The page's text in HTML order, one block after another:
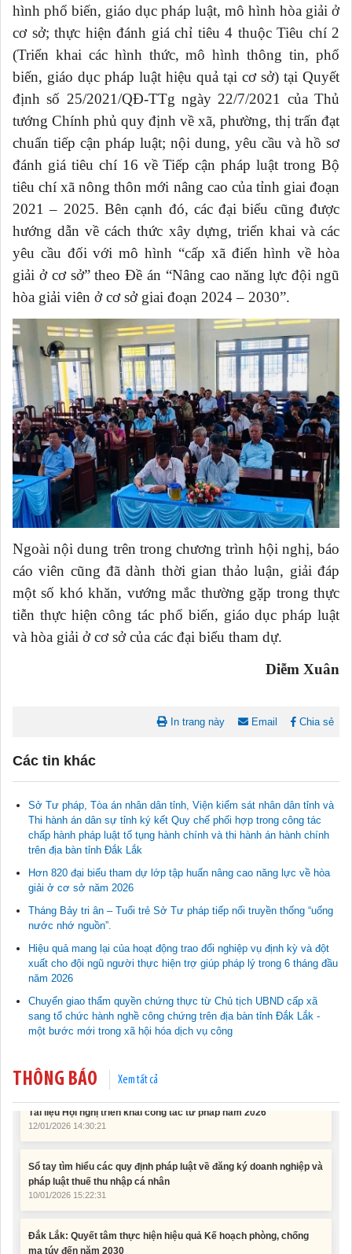
hình phổ biến, giáo dục pháp luật, mô hình hòa giải ở
cơ sở; thực hiện đánh giá chỉ tiêu 4 thuộc Tiêu chí 2
(Triển khai các hình thức, mô hình thông tin, phổ
biến, giáo dục pháp luật hiệu quả tại cơ sở) tại Quyết
định số 25/2021/QĐ-TTg ngày 22/7/2021 của Thủ
tướng Chính phủ quy định về xã, phường, thị trấn đạt
chuẩn tiếp cận pháp luật; nội dung, yêu cầu và hồ sơ
đánh giá tiêu chí 16 về Tiếp cận pháp luật trong Bộ
tiêu chí xã nông thôn mới nâng cao của tỉnh giai đoạn
2021 – 2025. Bên cạnh đó, các đại biểu cũng được
hướng dẫn về cách thức xây dựng, triển khai và các
yêu cầu đối với mô hình “cấp xã điển hình về hòa
giải ở cơ sở” theo Đề án “Nâng cao năng lực đội ngũ
hòa giải viên ở cơ sở giai đoạn 2024 – 2030”.
Ngoài nội dung trên trong chương trình hội nghị, báo
cáo viên cũng đã dành thời gian thảo luận, giải đáp
một số khó khăn, vướng mắc thường gặp trong thực
tiễn thực hiện công tác phổ biến, giáo dục pháp luật
và hòa giải ở cơ sở của các đại biểu tham dự.
Diễm Xuân
In trang này Email Chia sẻ
Các tin khác
Sở Tư pháp, Tòa án nhân dân tỉnh, Viện kiểm sát nhân dân tỉnh và
Thi hành án dân sự tỉnh ký kết Quy chế phối hợp trong công tác
chấp hành pháp luật tố tụng hành chính và thi hành án hành chính
trên địa bàn tỉnh Đắk Lắk
Hơn 820 đại biểu tham dự lớp tập huấn nâng cao năng lực về hòa
giải ở cơ sở năm 2026
Tháng Bảy tri ân – Tuổi trẻ Sở Tư pháp tiếp nối truyền thống “uống
nước nhớ nguồn”.
Hiệu quả mang lại của hoạt động trao đổi nghiệp vụ định kỳ và đột
xuất cho đội ngũ người thực hiện trợ giúp pháp lý trong 6 tháng đầu
năm 2026
Chuyển giao thẩm quyền chứng thực từ Chủ tịch UBND cấp xã
sang tổ chức hành nghề công chứng trên địa bàn tỉnh Đắk Lắk -
một bước mới trong xã hội hóa dịch vụ công
THÔNG BÁO Xem tất cả
Tài liệu phục vụ tiêu chí tiếp cận pháp luật trong đánh giá Nông
thôn mới
11/02/2026 08:45:12
Tài liệu Hội nghị công chức, viên chức và người lao động năm
2025
15/01/2026 15:29:29
Tài liệu Hội nghị triển khai công tác tư pháp năm 2026
12/01/2026 14:30:21
Sổ tay tìm hiểu các quy định pháp luật về đăng ký doanh nghiệp và
pháp luật thuế thu nhập cá nhân
Đắk Lắk: Quyết tâm thực hiện hiệu quả Kế hoạch phòng, chống
ma túy đến năm 2030